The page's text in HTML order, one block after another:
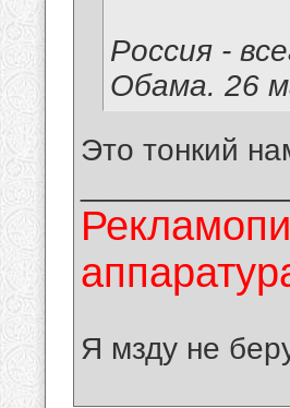
Россия -
Обама. 26
Это тонкий
Я мзду не